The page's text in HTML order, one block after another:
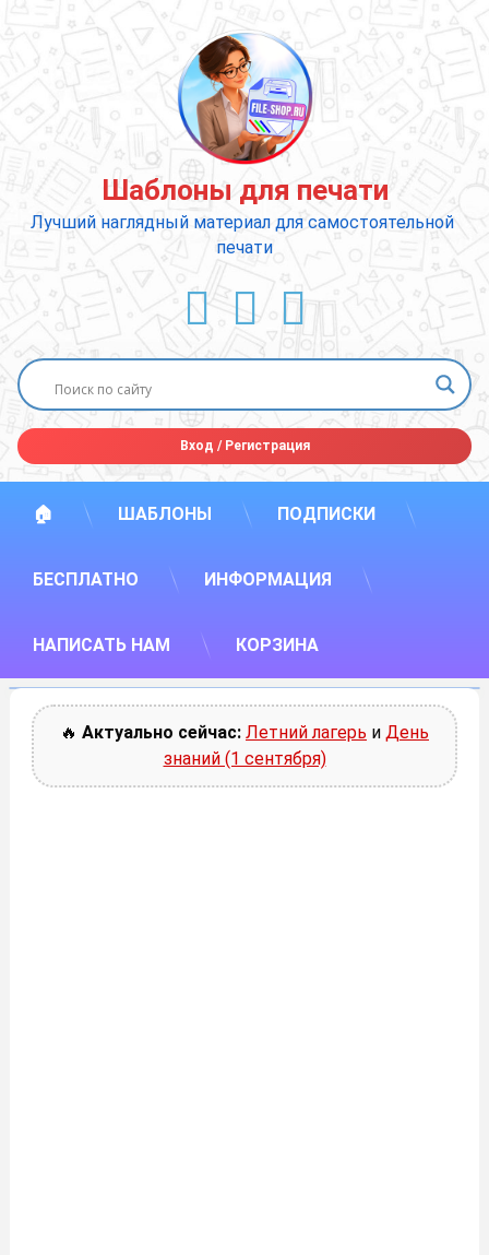
содержимому
Шаблоны для печати
Лучший наглядный материал для самостоятельной
печати
ВКонтакте
YouTube
E-mail
Вход /Регистрация
🏠 ШАБЛОНЫ ПОДПИСКИ
БЕСПЛАТНО ИНФОРМАЦИЯ
НАПИСАТЬ НАМ КОРЗИНА
🔥 Актуально сейчас: Летний лагерь и День
знаний (1 сентября)